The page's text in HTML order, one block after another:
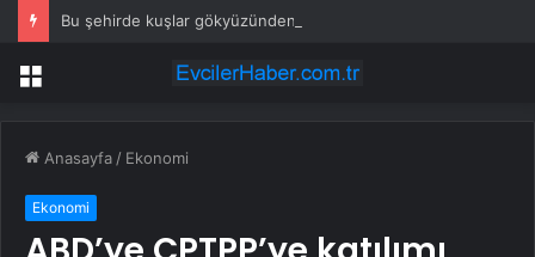
Bu şehirde kuşlar gökyüzünden patır patır düşüyor
Menü
Anasayfa / Ekonomi
Ekonomi